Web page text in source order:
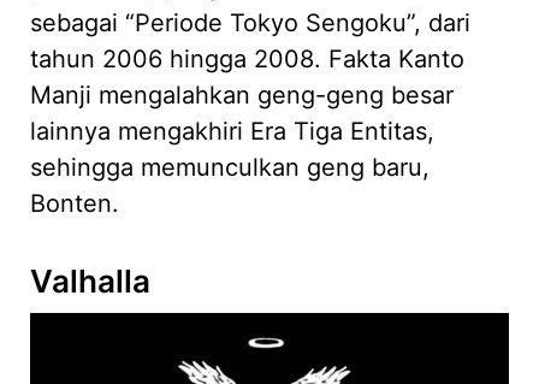
sebagai “Periode Tokyo Sengoku”, dari
tahun 2006 hingga 2008. Fakta Kanto
Manji mengalahkan geng-geng besar
lainnya mengakhiri Era Tiga Entitas,
sehingga memunculkan geng baru,
Bonten.
Valhalla